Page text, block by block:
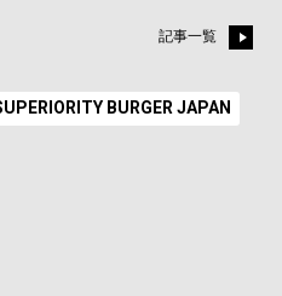
記事一覧
BURGER JAPAN